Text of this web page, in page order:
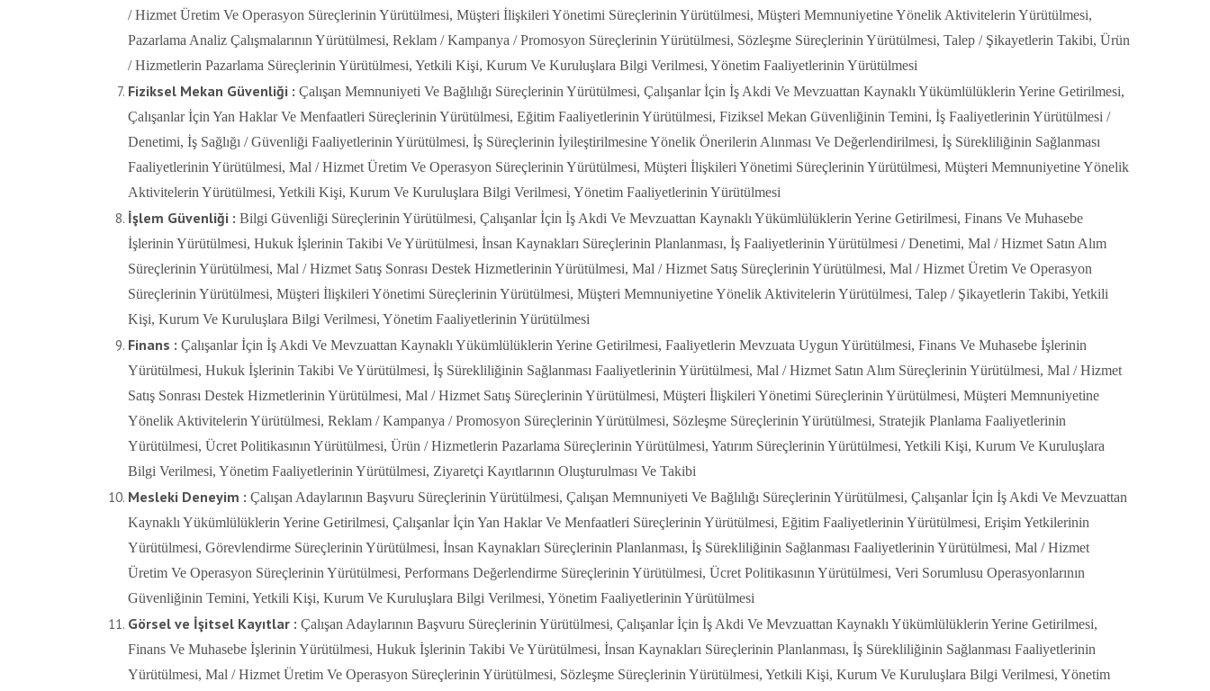
/ Hizmet Üretim Ve Operasyon Süreçlerinin Yürütülmesi, Müşteri İlişkileri Yönetimi Süreçlerinin Yürütülmesi, Müşteri Memnuniyetine Yönelik Aktivitelerin Yürütülmesi,
Pazarlama Analiz Çalışmalarının Yürütülmesi, Reklam / Kampanya / Promosyon Süreçlerinin Yürütülmesi, Sözleşme Süreçlerinin Yürütülmesi, Talep / Şikayetlerin Takibi, Ürün
/ Hizmetlerin Pazarlama Süreçlerinin Yürütülmesi, Yetkili Kişi, Kurum Ve Kuruluşlara Bilgi Verilmesi, Yönetim Faaliyetlerinin Yürütülmesi
Fiziksel Mekan Güvenliği : Çalışan Memnuniyeti Ve Bağlılığı Süreçlerinin Yürütülmesi, Çalışanlar İçin İş Akdi Ve Mevzuattan Kaynaklı Yükümlülüklerin Yerine Getirilmesi,
Çalışanlar İçin Yan Haklar Ve Menfaatleri Süreçlerinin Yürütülmesi, Eğitim Faaliyetlerinin Yürütülmesi, Fiziksel Mekan Güvenliğinin Temini, İş Faaliyetlerinin Yürütülmesi /
Denetimi, İş Sağlığı / Güvenliği Faaliyetlerinin Yürütülmesi, İş Süreçlerinin İyileştirilmesine Yönelik Önerilerin Alınması Ve Değerlendirilmesi, İş Sürekliliğinin Sağlanması
Faaliyetlerinin Yürütülmesi, Mal / Hizmet Üretim Ve Operasyon Süreçlerinin Yürütülmesi, Müşteri İlişkileri Yönetimi Süreçlerinin Yürütülmesi, Müşteri Memnuniyetine Yönelik
Aktivitelerin Yürütülmesi, Yetkili Kişi, Kurum Ve Kuruluşlara Bilgi Verilmesi, Yönetim Faaliyetlerinin Yürütülmesi
İşlem Güvenliği : Bilgi Güvenliği Süreçlerinin Yürütülmesi, Çalışanlar İçin İş Akdi Ve Mevzuattan Kaynaklı Yükümlülüklerin Yerine Getirilmesi, Finans Ve Muhasebe
İşlerinin Yürütülmesi, Hukuk İşlerinin Takibi Ve Yürütülmesi, İnsan Kaynakları Süreçlerinin Planlanması, İş Faaliyetlerinin Yürütülmesi / Denetimi, Mal / Hizmet Satın Alım
Süreçlerinin Yürütülmesi, Mal / Hizmet Satış Sonrası Destek Hizmetlerinin Yürütülmesi, Mal / Hizmet Satış Süreçlerinin Yürütülmesi, Mal / Hizmet Üretim Ve Operasyon
Süreçlerinin Yürütülmesi, Müşteri İlişkileri Yönetimi Süreçlerinin Yürütülmesi, Müşteri Memnuniyetine Yönelik Aktivitelerin Yürütülmesi, Talep / Şikayetlerin Takibi, Yetkili
Kişi, Kurum Ve Kuruluşlara Bilgi Verilmesi, Yönetim Faaliyetlerinin Yürütülmesi
Finans : Çalışanlar İçin İş Akdi Ve Mevzuattan Kaynaklı Yükümlülüklerin Yerine Getirilmesi, Faaliyetlerin Mevzuata Uygun Yürütülmesi, Finans Ve Muhasebe İşlerinin
Yürütülmesi, Hukuk İşlerinin Takibi Ve Yürütülmesi, İş Sürekliliğinin Sağlanması Faaliyetlerinin Yürütülmesi, Mal / Hizmet Satın Alım Süreçlerinin Yürütülmesi, Mal / Hizmet
Satış Sonrası Destek Hizmetlerinin Yürütülmesi, Mal / Hizmet Satış Süreçlerinin Yürütülmesi, Müşteri İlişkileri Yönetimi Süreçlerinin Yürütülmesi, Müşteri Memnuniyetine
Yönelik Aktivitelerin Yürütülmesi, Reklam / Kampanya / Promosyon Süreçlerinin Yürütülmesi, Sözleşme Süreçlerinin Yürütülmesi, Stratejik Planlama Faaliyetlerinin
Yürütülmesi, Ücret Politikasının Yürütülmesi, Ürün / Hizmetlerin Pazarlama Süreçlerinin Yürütülmesi, Yatırım Süreçlerinin Yürütülmesi, Yetkili Kişi, Kurum Ve Kuruluşlara
Bilgi Verilmesi, Yönetim Faaliyetlerinin Yürütülmesi, Ziyaretçi Kayıtlarının Oluşturulması Ve Takibi
Mesleki Deneyim : Çalışan Adaylarının Başvuru Süreçlerinin Yürütülmesi, Çalışan Memnuniyeti Ve Bağlılığı Süreçlerinin Yürütülmesi, Çalışanlar İçin İş Akdi Ve Mevzuattan
Kaynaklı Yükümlülüklerin Yerine Getirilmesi, Çalışanlar İçin Yan Haklar Ve Menfaatleri Süreçlerinin Yürütülmesi, Eğitim Faaliyetlerinin Yürütülmesi, Erişim Yetkilerinin
Yürütülmesi, Görevlendirme Süreçlerinin Yürütülmesi, İnsan Kaynakları Süreçlerinin Planlanması, İş Sürekliliğinin Sağlanması Faaliyetlerinin Yürütülmesi, Mal / Hizmet
Üretim Ve Operasyon Süreçlerinin Yürütülmesi, Performans Değerlendirme Süreçlerinin Yürütülmesi, Ücret Politikasının Yürütülmesi, Veri Sorumlusu Operasyonlarının
Güvenliğinin Temini, Yetkili Kişi, Kurum Ve Kuruluşlara Bilgi Verilmesi, Yönetim Faaliyetlerinin Yürütülmesi
Görsel ve İşitsel Kayıtlar : Çalışan Adaylarının Başvuru Süreçlerinin Yürütülmesi, Çalışanlar İçin İş Akdi Ve Mevzuattan Kaynaklı Yükümlülüklerin Yerine Getirilmesi,
Finans Ve Muhasebe İşlerinin Yürütülmesi, Hukuk İşlerinin Takibi Ve Yürütülmesi, İnsan Kaynakları Süreçlerinin Planlanması, İş Sürekliliğinin Sağlanması Faaliyetlerinin
Yürütülmesi, Mal / Hizmet Üretim Ve Operasyon Süreçlerinin Yürütülmesi, Sözleşme Süreçlerinin Yürütülmesi, Yetkili Kişi, Kurum Ve Kuruluşlara Bilgi Verilmesi, Yönetim